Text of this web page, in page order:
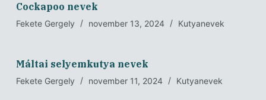
Cockapoo nevek
Fekete Gergely november 13, 2024 Kutyanevek
Máltai selyemkutya nevek
Fekete Gergely november 11, 2024 Kutyanevek